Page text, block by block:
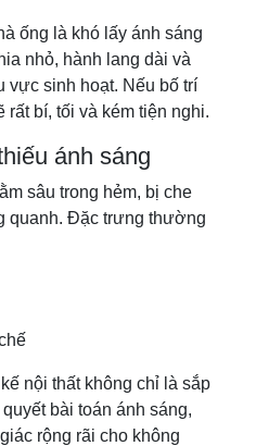
ống là khó lấy ánh sáng
nhỏ, hành lang dài và
vực sinh hoạt. Nếu bố trí
rất bí, tối và kém tiện nghi.
ánh sáng
sâu trong hẻm, bị che
quanh. Đặc trưng thường
nội thất không chỉ là sắp
bài toán ánh sáng,
rộng rãi cho không